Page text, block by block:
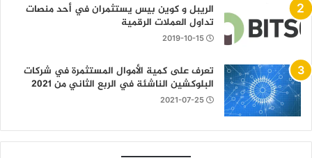
الريبل و كوين بيس يستثمران في أحد منصات
تداول العملات الرقمية
2019-10-15
تعرف على كمية الأموال المستثمرة في شركات
البلوكشين الناشئة في الربع الثاني من 2021
2021-07-25